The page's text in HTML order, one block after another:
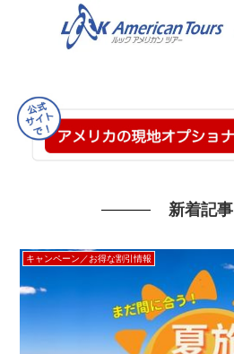
新着記事
キャンペーン／お得な割引情報